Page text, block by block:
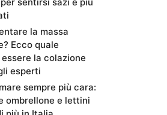
sentirsi sazi e più
la massa
Ecco quale
la colazione
esperti
sempre più cara:
ombrellone e lettini